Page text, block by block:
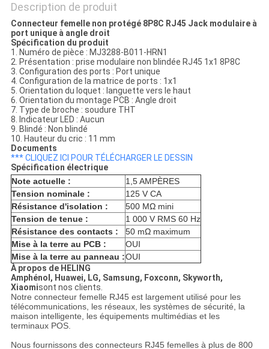
VIE
PRIVÉE
Description de produit
Connecteur femelle non protégé 8P8C RJ45 Jack modulaire à
port unique à angle droit
Spécification du produit
1. Numéro de pièce : MJ3288-B011-HRN1
2. Présentation : prise modulaire non blindée RJ45 1x1 8P8C
3. Configuration des ports : Port unique
4. Configuration de la matrice de ports : 1x1
5. Orientation du loquet : languette vers le haut
6. Orientation du montage PCB : Angle droit
7. Type de broche : soudure THT
8. Indicateur LED : Aucun
9. Blindé : Non blindé
10. Hauteur du cric : 11 mm
Documents
*** CLIQUEZ ICI POUR TÉLÉCHARGER LE DESSIN
Spécification électrique
Note actuelle :
1,5 AMPÈRES
Tension nominale :
125 V CA
Résistance d'isolation :
500 MΩ mini
Tension de tenue :
1 000 V RMS 60 Hz
Résistance des contacts :
50 mΩ maximum
Mise à la terre au PCB :
OUI
Mise à la terre au panneau :OUI
À propos de HELING
Amphénol, Huawei, LG, Samsung, Foxconn, Skyworth,
Xiaomisont nos clients.
Notre connecteur femelle RJ45 est largement utilisé pour les
télécommunications, les réseaux, les systèmes de sécurité, la
maison intelligente, les équipements multimédias et les
terminaux POS.
Nous fournissons des connecteurs RJ45 femelles à plus de 800